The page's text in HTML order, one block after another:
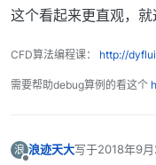
这个看起来更直观，就
CFD算法编程课： http://
需要帮助debug算例的看这个
浪 浪迹天大写于2018年9
最后由 编辑